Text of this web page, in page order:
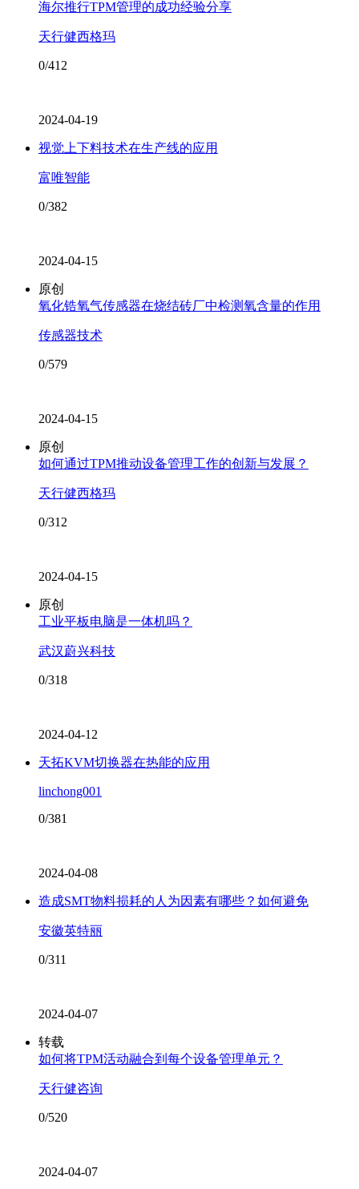
海尔推行TPM管理的成功经验分享
天行健西格玛
0/412
2024-04-19
视觉上下料技术在生产线的应用
富唯智能
0/382
2024-04-15
原创
氧化锆氧气传感器在烧结砖厂中检测氧含量的作用
传感器技术
0/579
2024-04-15
原创
如何通过TPM推动设备管理工作的创新与发展？
天行健西格玛
0/312
2024-04-15
原创
工业平板电脑是一体机吗？
武汉蔚兴科技
0/318
2024-04-12
天拓KVM切换器在热能的应用
linchong001
0/381
2024-04-08
造成SMT物料损耗的人为因素有哪些？如何避免
安徽英特丽
0/311
2024-04-07
转载
如何将TPM活动融合到每个设备管理单元？
天行健咨询
0/520
2024-04-07